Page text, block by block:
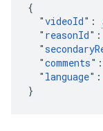
{
  "
videoId":
  "
reasonId":
  "
  "
comments":
  "
language":
}